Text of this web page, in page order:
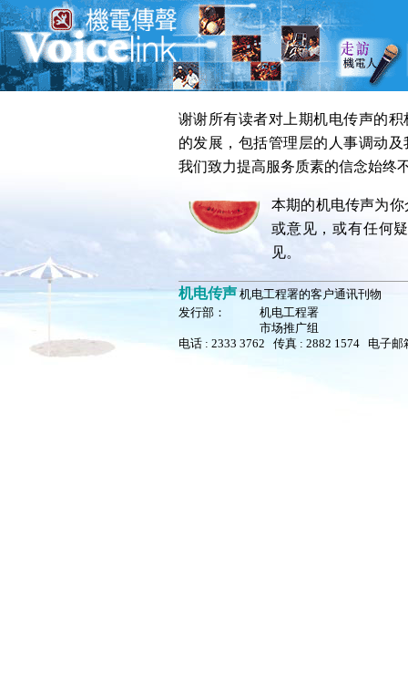
谢谢所有读者对上期机电传声的
的发展，包括管理层的人事调动
我们致力提高服务质素的信念始终
本期的机电传声为
或意见，或有任何
见。
机电传声 机电工程署的客户通讯刊物
发行部：
机电工程署
市场推广组
电话 : 2333 3762 传真 : 2882 1574 电子邮